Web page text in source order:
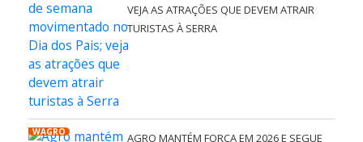
VEJA AS ATRAÇÕES QUE DEVEM ATRAIR
TURISTAS À SERRA
WAGRO AGRO MANTÉM FORÇA EM 2026 E SEGUE